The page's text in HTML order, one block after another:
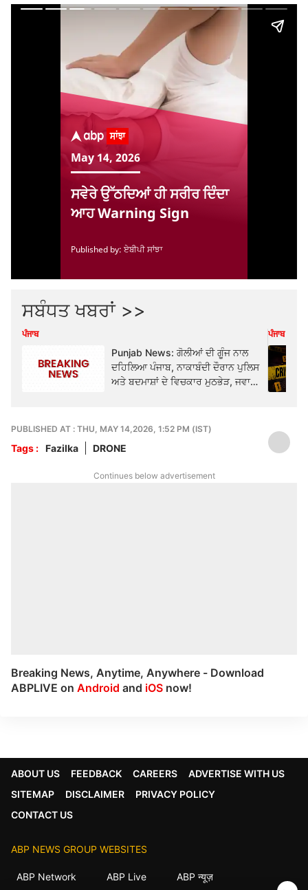
ਸਬੰਧਤ ਖਬਰਾਂ >>
ਪੰਜਾਬ
Punjab News: ਗੋਲੀਆਂ ਦੀ ਗੂੰਜ ਨਾਲ
ਦਹਿਲਿਆ ਪੰਜਾਬ, ਨਾਕਾਬੰਦੀ ਦੌਰਾਨ ਪੁਲਿਸ
ਅਤੇ ਬਦਮਾਸ਼ਾਂ ਦੇ ਵਿਚਕਾਰ ਮੁਠਭੇੜ, ਜਵਾਬੀ
ਪੰਜਾਬ
PUBLISHED AT : THU, MAY 14,2026, 1:52 PM (IST)
Tags : Fazilka DRONE
Continues below advertisement
Breaking News, Anytime, Anywhere - Download
ABPLIVE on Android and iOS now!
ABOUT US FEEDBACK CAREERS
ADVERTISE WITH US
SITEMAP
DISCLAIMER
PRIVACY POLICY
CONTACT US
ABP NEWS GROUP WEBSITES
ABP Network ABP Live ABP न्यूज़